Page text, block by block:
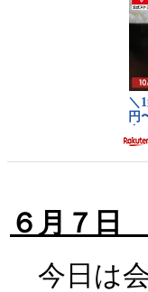
６月７日
今日は